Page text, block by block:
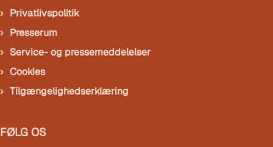
Privatlivspolitik
Presserum
Service- og pressemeddelelser
Cookies
Tilgængelighedserklæring
FØLG OS